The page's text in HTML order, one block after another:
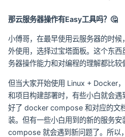
那云服务器操作有Easy工具吗？🤔
小傅哥，在最早使用云服务器的时
外使用，选择过宝塔面板。这个东
务器操作能力和对编程的理解都比较
但当大家开始使用 Linux + Docker
和项目构建部署时，有些小白就会
好了 docker compose 和对应的文
装。但有一些小白用到的新的服务
compose 就会遇到新问题了。所以